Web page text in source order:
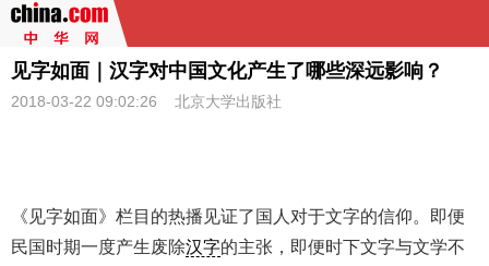
见字如面｜汉字对中国文化产生了哪些深远影响？
2018-03-22 09:02:26 北京大学出版社
《见字如面》栏目的热播见证了国人对于文字的信仰。即便
民国时期一度产生废除汉字的主张，即便时下文字与文学不